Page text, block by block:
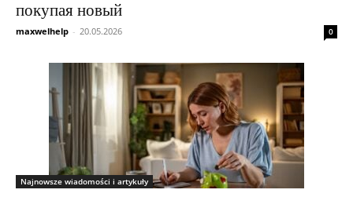
покупая новый
maxwelhelp - 20.05.2026 0
Najnowsze wiadomości i artykuły